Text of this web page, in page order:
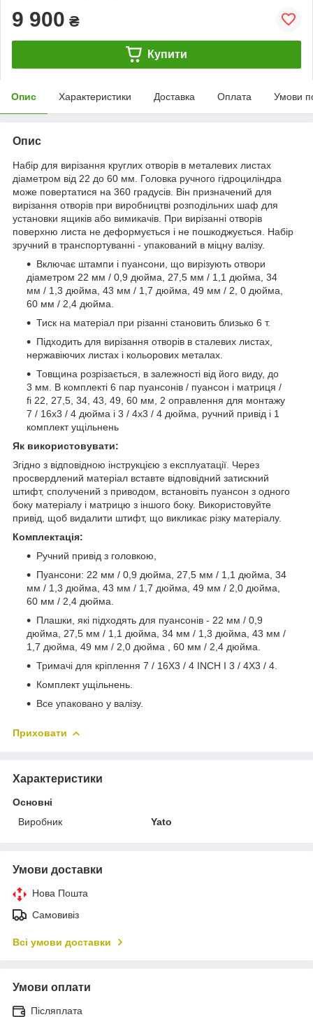
9 900 ₴
Купити
Опис Характеристики Доставка Оплата Умови
Опис
Набір для вирізання круглих отворів в металевих листах
діаметром від 22 до 60 мм. Головка ручного гідроциліндра
може повертатися на 360 градусів. Він призначений для
вирізання отворів при виробництві розподільних шаф для
установки ящиків або вимикачів. При вирізанні отворів
поверхню листа не деформується і не пошкоджується. Набір
зручний в транспортуванні - упакований в міцну валізу.
Включає штампи і пуансони, що вирізують отвори
діаметром 22 мм / 0,9 дюйма, 27,5 мм / 1,1 дюйма, 34
мм / 1,3 дюйма, 43 мм / 1,7 дюйма, 49 мм / 2, 0 дюйма,
60 мм / 2,4 дюйма.
Тиск на матеріал при різанні становить близько 6 т.
Підходить для вирізання отворів в сталевих листах,
нержавіючих листах і кольорових металах.
Товщина розрізається, в залежності від його виду, до
3 мм. В комплекті 6 пар пуансонів / пуансон і матриця /
fi 22, 27,5, 34, 43, 49, 60 мм, 2 оправлення для монтажу
7 / 16x3 / 4 дюйма і 3 / 4x3 / 4 дюйма, ручний привід і 1
комплект ущільнень
Як використовувати:
Згідно з відповідною інструкцією з експлуатації. Через
просвердлений матеріал вставте відповідний затискний
штифт, сполучений з приводом, встановіть пуансон з одного
боку матеріалу і матрицю з іншого боку. Використовуйте
привід, щоб видалити штифт, що викликає різку матеріалу.
Комплектація:
Ручний привід з головкою,
Пуансони: 22 мм / 0,9 дюйма, 27,5 мм / 1,1 дюйма, 34
мм / 1,3 дюйма, 43 мм / 1,7 дюйма, 49 мм / 2,0 дюйма,
60 мм / 2,4 дюйма.
Плашки, які підходять для пуансонів - 22 мм / 0,9
дюйма, 27,5 мм / 1,1 дюйма, 34 мм / 1,3 дюйма, 43 мм /
1,7 дюйма, 49 мм / 2,0 дюйма , 60 мм / 2,4 дюйма.
Тримачі для кріплення 7 / 16X3 / 4 INCH I 3 / 4X3 / 4.
Комплект ущільнень.
Все упаковано у валізу.
Приховати
Характеристики
Основні
Виробник
Yato
Умови доставки
Нова Пошта
Самовивіз
Всі умови доставки
Умови оплати
Післяплата